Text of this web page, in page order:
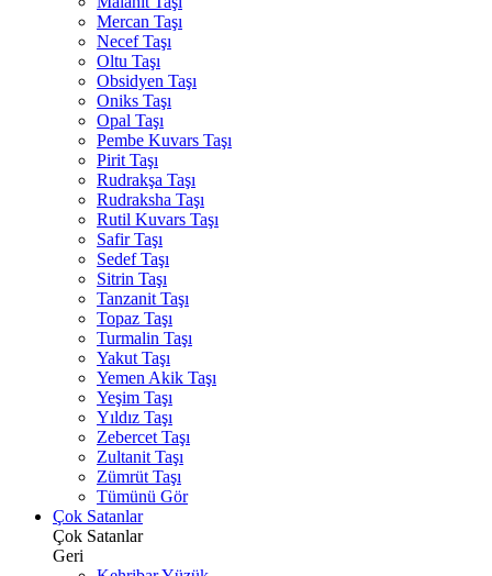
Mercan Taşı
Necef Taşı
Oltu Taşı
Obsidyen Taşı
Oniks Taşı
Opal Taşı
Pembe Kuvars Taşı
Pirit Taşı
Rudrakşa Taşı
Rudraksha Taşı
Rutil Kuvars Taşı
Safir Taşı
Sedef Taşı
Sitrin Taşı
Tanzanit Taşı
Topaz Taşı
Turmalin Taşı
Yakut Taşı
Yemen Akik Taşı
Yeşim Taşı
Yıldız Taşı
Zebercet Taşı
Zultanit Taşı
Zümrüt Taşı
Tümünü Gör
Çok Satanlar
Çok Satanlar
Geri